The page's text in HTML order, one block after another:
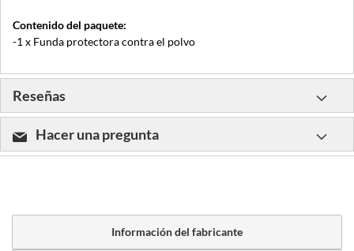
Contenido del paquete:
-1 x Funda protectora contra el polvo
Reseñas
Hacer una pregunta
Información del fabricante